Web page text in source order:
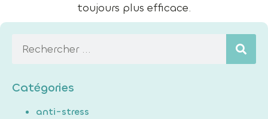
toujours plus efficace.
Catégories
anti-stress